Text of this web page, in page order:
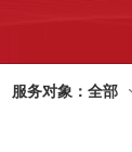
服务对象：全部